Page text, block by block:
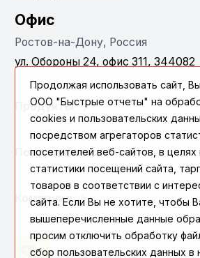
Офис
Ростов-на-Дону, Россия
ул. Обороны 24, офис 311, 344082
Продукты
Поддержка
Компания
Продолжая использовать сайт,
ООО "Быстрые отчеты" на
cookies и пользовательских
посредством агрегаторов
посетителей веб-сайтов, в целях
статистики посещений сайта,
товаров в соответствии с
сайта. Если Вы не хотите, чтобы
вышеперечисленные данные
просим отключить обработку
сбор пользовательских данных в